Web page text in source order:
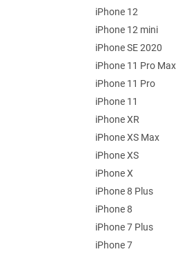
iPhone 12
iPhone 12 mini
iPhone SE 2020
iPhone 11 Pro Max
iPhone 11 Pro
iPhone 11
iPhone XR
iPhone XS Max
iPhone XS
iPhone X
iPhone 8 Plus
iPhone 8
iPhone 7 Plus
iPhone 7